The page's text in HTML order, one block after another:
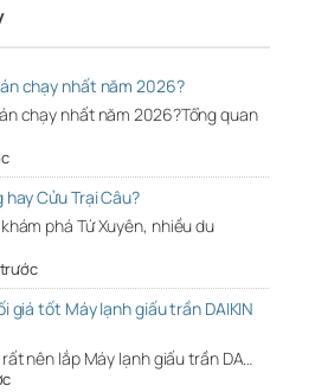
chạy nhất năm 2026?
chạy nhất năm 2026?Tổng quan
hay Cửu Trại Câu?
phá Tứ Xuyên, nhiều du
giá tốt Máy lạnh giấu trần DAIKIN
nên lắp Máy lạnh giấu trần DA…